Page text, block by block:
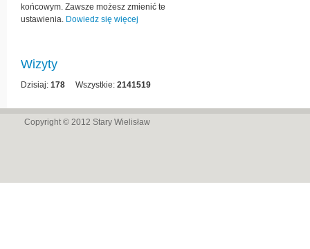
końcowym. Zawsze możesz zmienić te
ustawienia. Dowiedz się więcej
Wizyty
Dzisiaj: 178 Wszystkie: 2141519
Copyright © 2012 Stary Wielisław